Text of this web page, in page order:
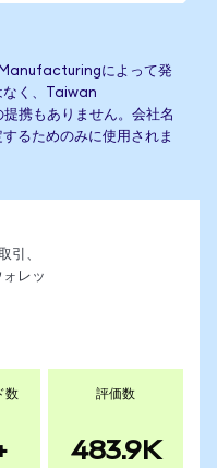
によって発
なく、Taiwan
携もありません。会社名
るためのみに使用されま
引、
レッ
数 評価数
483.9K